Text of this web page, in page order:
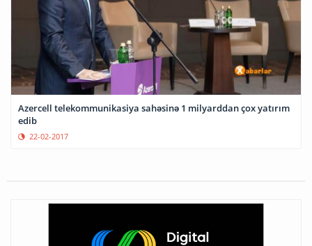
Azercell telekommunikasiya sahəsinə 1 milyarddan çox yatırım
edib
22-02-2017